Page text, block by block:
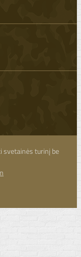
svetainės turinį be